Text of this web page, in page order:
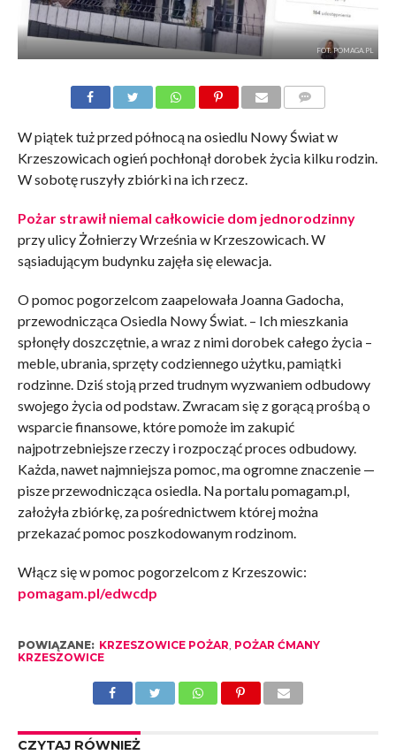
FOT. POMAGA.PL
W piątek tuż przed północą na osiedlu Nowy Świat w
Krzeszowicach ogień pochłonął dorobek życia kilku rodzin.
W sobotę ruszyły zbiórki na ich rzecz.
Pożar strawił niemal całkowicie dom jednorodzinny
przy ulicy Żołnierzy Września w Krzeszowicach. W
sąsiadującym budynku zajęła się elewacja.
O pomoc pogorzelcom zaapelowała Joanna Gadocha,
przewodnicząca Osiedla Nowy Świat. – Ich mieszkania
spłonęły doszczętnie, a wraz z nimi dorobek całego życia –
meble, ubrania, sprzęty codziennego użytku, pamiątki
rodzinne. Dziś stoją przed trudnym wyzwaniem odbudowy
swojego życia od podstaw. Zwracam się z gorącą prośbą o
wsparcie finansowe, które pomoże im zakupić
najpotrzebniejsze rzeczy i rozpocząć proces odbudowy.
Każda, nawet najmniejsza pomoc, ma ogromne znaczenie —
pisze przewodnicząca osiedla. Na portalu pomagam.pl,
założyła zbiórkę, za pośrednictwem której można
przekazać pomoc poszkodowanym rodzinom.
Włącz się w pomoc pogorzelcom z Krzeszowic:
pomagam.pl/edwcdp
POWIĄZANE: KRZESZOWICE POŻAR, POŻAR ĆMANY
KRZESZOWICE
CZYTAJ RÓWNIEŻ